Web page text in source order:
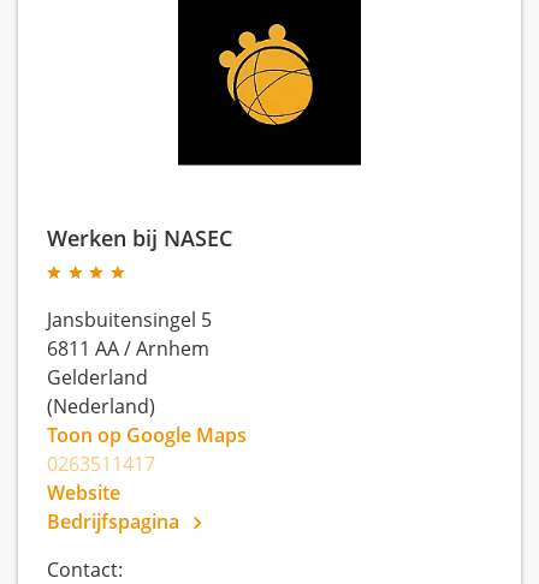
Werken bij NASEC
Jansbuitensingel 5
6811 AA/Arnhem
Gelderland
(Nederland)
Toon op Google Maps
0263511417
Website
Bedrijfspagina
Contact: